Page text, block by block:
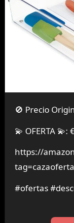
🚫 Precio
💫 OFERTA 💫:
https://
#ofertas